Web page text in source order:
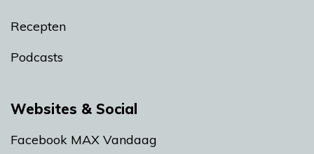
Recepten
Podcasts
Websites & Social
Facebook MAX Vandaag